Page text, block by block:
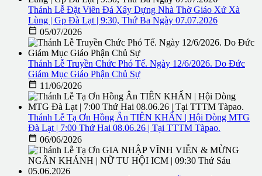
Thánh Lễ Đặt Viên Đá Xây Dựng Nhà Thờ Giáo Xứ Xà
Lùng | Gp Đà Lạt | 9:30, Thứ Ba Ngày 07.07.2026
 05/07/2026
Thánh Lễ Truyền Chức Phó Tế. Ngày 12/6/2026. Do Đức
Giám Mục Giáo Phận Chủ Sự
 11/06/2026
Thánh Lễ Tạ Ơn Hồng Ân TIÊN KHẤN | Hội Dòng MTG
Đà Lạt | 7:00 Thứ Hai 08.06.26 | Tại TTTM Tàpao.
 06/06/2026